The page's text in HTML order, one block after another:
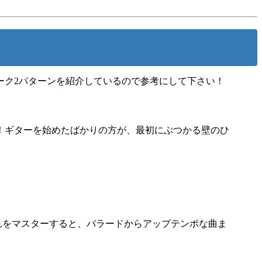
2パターンを紹介しているので参考にして下さい！
ターを始めたばかりの方が、最初にぶつかる壁のひ
スターすると、バラードからアップテンポな曲ま